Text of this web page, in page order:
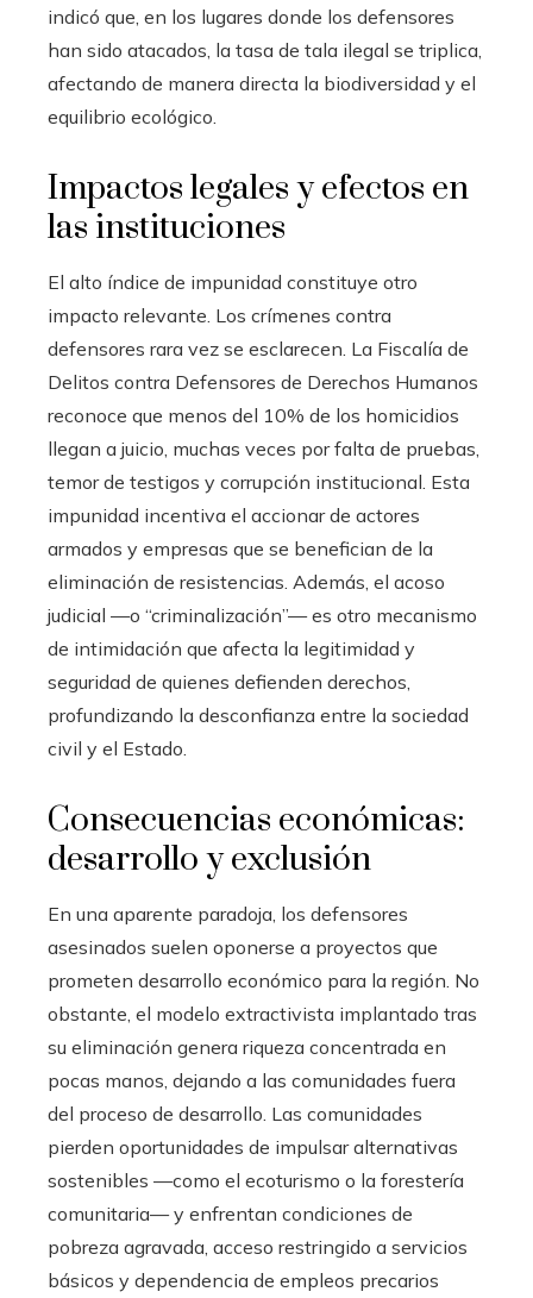
indicó que, en los lugares donde los defensores
han sido atacados, la tasa de tala ilegal se triplica,
afectando de manera directa la biodiversidad y el
equilibrio ecológico.
Impactos legales y efectos en
las instituciones
El alto índice de impunidad constituye otro
impacto relevante. Los crímenes contra
defensores rara vez se esclarecen. La Fiscalía de
Delitos contra Defensores de Derechos Humanos
reconoce que menos del 10% de los homicidios
llegan a juicio, muchas veces por falta de pruebas,
temor de testigos y corrupción institucional. Esta
impunidad incentiva el accionar de actores
armados y empresas que se benefician de la
eliminación de resistencias. Además, el acoso
judicial —o “criminalización”— es otro mecanismo
de intimidación que afecta la legitimidad y
seguridad de quienes defienden derechos,
profundizando la desconfianza entre la sociedad
civil y el Estado.
Consecuencias económicas:
desarrollo y exclusión
En una aparente paradoja, los defensores
asesinados suelen oponerse a proyectos que
prometen desarrollo económico para la región. No
obstante, el modelo extractivista implantado tras
su eliminación genera riqueza concentrada en
pocas manos, dejando a las comunidades fuera
del proceso de desarrollo. Las comunidades
pierden oportunidades de impulsar alternativas
sostenibles —como el ecoturismo o la forestería
comunitaria— y enfrentan condiciones de
pobreza agravada, acceso restringido a servicios
básicos y dependencia de empleos precarios